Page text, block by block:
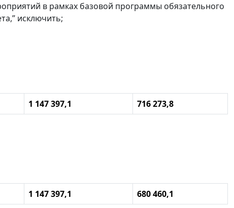
в рамках базовой программы обязательного
исключить;
1 147 397,1 716 273,8
1 147 397,1 680 460,1